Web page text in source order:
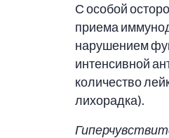
С особой
приема
нарушением
интенсивной
количество
лихорадка).